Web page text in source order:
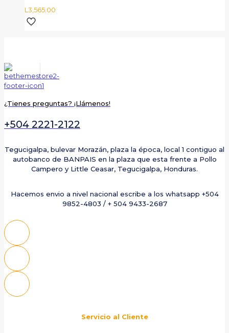
L3,565.00
¿Tienes preguntas? ¡Llámenos!
+504 2221-2122
Tegucigalpa, bulevar Morazán, plaza la época, local 1 contiguo al
autobanco de BANPAIS en la plaza que esta frente a Pollo
Campero y Little Ceasar, Tegucigalpa, Honduras.
Hacemos envio a nivel nacional escribe a los whatsapp +504
9852-4803 / + 504 9433-2687
Servicio al Cliente